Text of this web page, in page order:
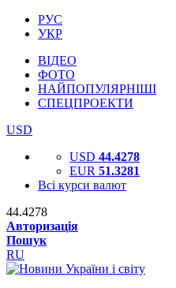
РУС
УКР
ВІДЕО
ФОТО
НАЙПОПУЛЯРНІШІ
СПЕЦПРОЕКТИ
USD
USD 44.4278
EUR 51.3281
Всі курси валют
44.4278
Авторизація
Пошук
RU